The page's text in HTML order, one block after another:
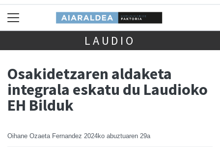
LAUDIO
Osakidetzaren aldaketa
integrala eskatu du Laudioko
EH Bilduk
Oihane Ozaeta Fernandez 2024ko abuztuaren 29a